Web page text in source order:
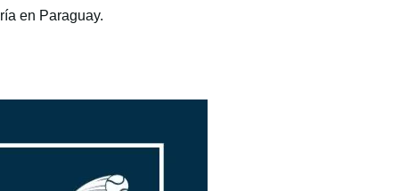
en Paraguay.